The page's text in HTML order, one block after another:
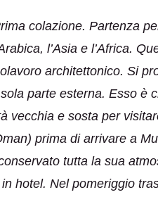
colazione. Partenza
l’Asia e l’Africa.
architettonico. Si
parte esterna. Esso è
vecchia e sosta per
prima di arrivare a
tutta la sua
hotel. Nel pomeriggio